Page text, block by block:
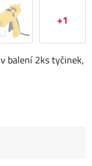
+1
balení 2ks tyčinek,